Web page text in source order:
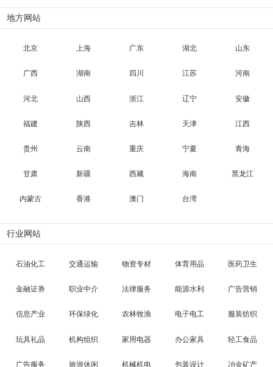
地方网站
北京 上海 广东 湖北 山东
广西 湖南 四川 江苏 河南
河北 山西 浙江 辽宁 安徽
福建 陕西 吉林 天津 江西
贵州 云南 重庆 宁夏 青海
甘肃 新疆 西藏 海南 黑龙江
内蒙古 香港 澳门 台湾
行业网站
石油化工 交通运输 物资专材 体育用品 医药卫生
金融证券 职业中介 法律服务 能源水利 广告营销
信息产业 环保绿化 农林牧渔 电子电工 服装纺织
玩具礼品 机构组织 家用电器 办公家具 轻工食品
广告服务 旅游休闲 机械机电 包装设计 冶金矿产